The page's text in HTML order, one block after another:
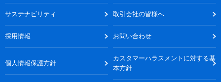
サステナビリティ 取引会社の皆様へ
採用情報 お問い合わせ
個人情報保護方針
カスタマーハラスメントに対する基
本方針